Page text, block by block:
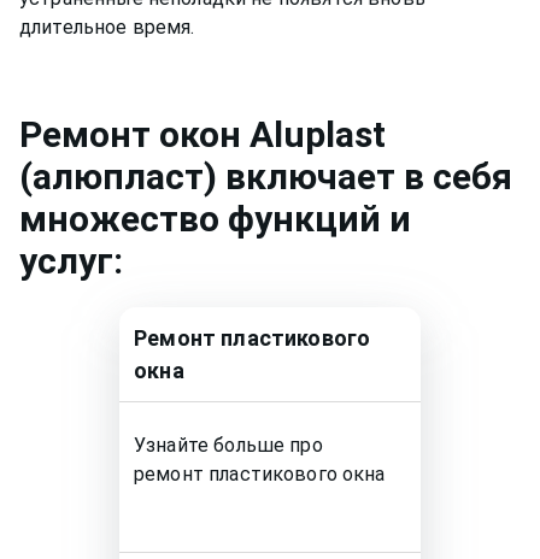
длительное время.
Ремонт окон Aluplast
(алюпласт) включает в себя
множество функций и
услуг:
Ремонт пластикового
окна
Узнайте больше про
ремонт пластикового окна